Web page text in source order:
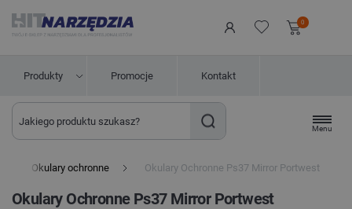
0
Produkty Promocje Kontakt
Menu
Okulary ochronne Okulary Ochronne Ps37 Mirror Portwest
Okulary Ochronne Ps37 Mirror Portwest